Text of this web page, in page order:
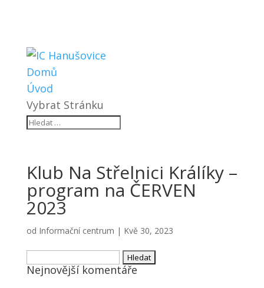
Domů
Úvod
Vybrat Stránku
Klub Na Střelnici Králíky –
program na ČERVEN
2023
od Informační centrum | Kvě 30, 2023
Vyhledávání
Nejnovější komentáře